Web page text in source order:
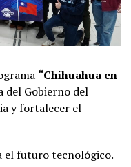
“Chihuahua en
del Gobierno del
y fortalecer el
el futuro tecnológico.